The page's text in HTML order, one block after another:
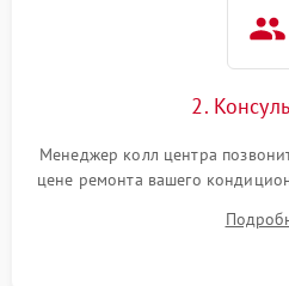
2.
Менеджер колл центра
цене ремонта вашего